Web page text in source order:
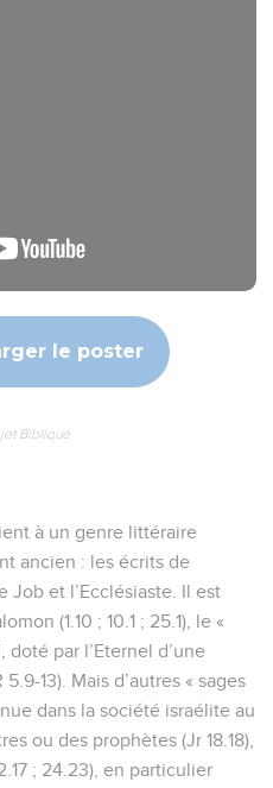
le poster
Biblique
à un genre littéraire
ancien : les écrits de
Job et l’Ecclésiaste. Il est
(1.10 ; 10.1 ; 25.1), le «
doté par l’Eternel d’une
13). Mais d’autres « sages
dans la société israélite au
ou des prophètes (Jr 18.18),
; 24.23), en particulier